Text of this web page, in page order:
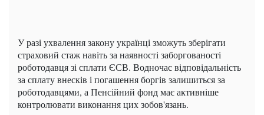
У разі ухвалення закону українці зможуть зберігати
страховий стаж навіть за наявності заборгованості
роботодавця зі сплати ЄСВ. Водночас відповідальність
за сплату внесків і погашення боргів залишиться за
роботодавцями, а Пенсійний фонд має активніше
контролювати виконання цих зобов'язань.